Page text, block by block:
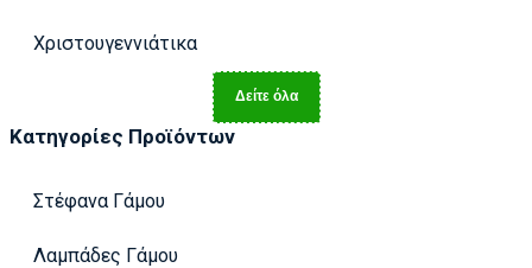
Χριστουγεννιάτικα
Δείτε όλα
Κατηγορίες Προϊόντων
Στέφανα Γάμου
Λαμπάδες Γάμου